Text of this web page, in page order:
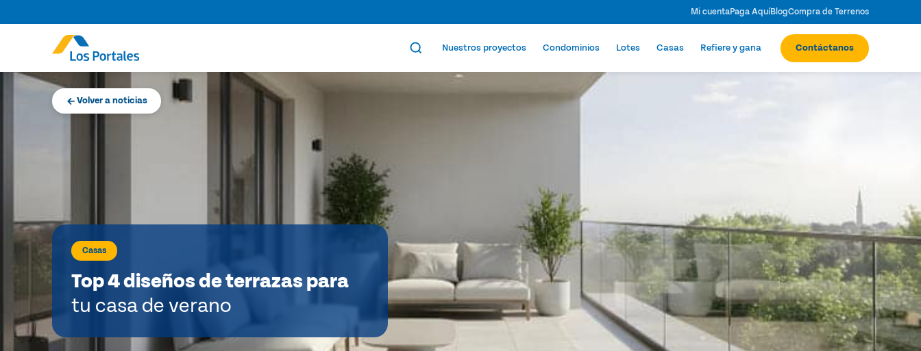
Mi cuentaPaga AquíBlogCompra de Terrenos
Nuestros proyectos Condominios Lotes Casas Refiere y gana Contáctanos
Volver a noticias
Casas
Top 4 diseños de terrazas para
tu casa de verano